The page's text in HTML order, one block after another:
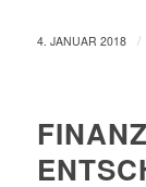
4. JANUAR 2018 /